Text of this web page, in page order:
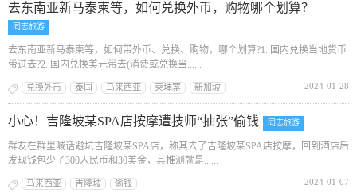
去东南亚新马泰柬等，如何兑换外币，购物哪个划算？
同志旅游
去东南亚新马泰柬等，如何带外币、兑换、购物，哪个划算?1. 国内兑换当地货币
带过去?2. 国内兑换美元带去(消费或兑换当......
兑换外币 泰国 马来西亚 柬埔寨 新加坡 2024-01-28
小心！吉隆坡某SPA店按摩遭技师“抽张”偷钱 同志旅游
群友在群里喊话避坑吉隆坡某SPA店，称其去了吉隆坡某SPA店按摩，回到酒店后
发现钱包少了300人民币和30美金，其推测就是......
马来西亚 吉隆坡 偷钱 2024-01-07